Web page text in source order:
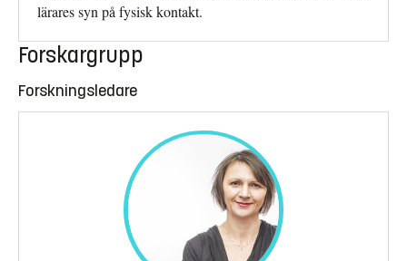
lärares syn på fysisk kontakt.
Forskargrupp
Forskningsledare